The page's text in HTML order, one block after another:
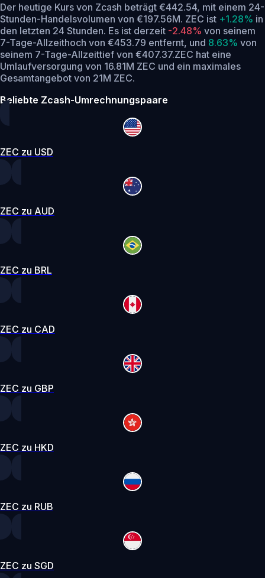
Der heutige Kurs von Zcash beträgt €442.54, mit einem 24-
Stunden-Handelsvolumen von €197.56M. ZEC ist +1.28% in
den letzten 24 Stunden. Es ist derzeit -2.48% von seinem
7-Tage-Allzeithoch von €453.79 entfernt, und 8.63% von
seinem 7-Tage-Allzeittief von €407.37.ZEC hat eine
Umlaufversorgung von 16.81M ZEC und ein maximales
Gesamtangebot von 21M ZEC.
Beliebte Zcash-Umrechnungspaare
ZEC zu USD
ZEC zu AUD
ZEC zu BRL
ZEC zu CAD
ZEC zu GBP
ZEC zu HKD
ZEC zu RUB
ZEC zu SGD